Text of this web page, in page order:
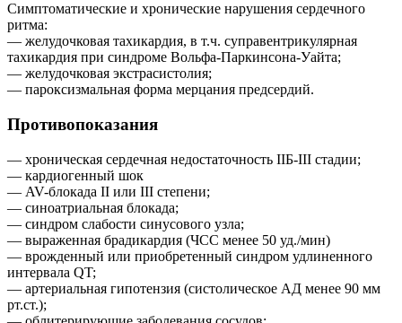
Симптоматические и хронические нарушения сердечного
ритма:
— желудочковая тахикардия, в т.ч. суправентрикулярная
тахикардия при синдроме Вольфа-Паркинсона-Уайта;
— желудочковая экстрасистолия;
— пароксизмальная форма мерцания предсердий.
Противопоказания
— хроническая сердечная недостаточность IIБ-III стадии;
— кардиогенный шок
— AV-блокада II или III степени;
— синоатриальная блокада;
— синдром слабости синусового узла;
— выраженная брадикардия (ЧСС менее 50 уд./мин)
— врожденный или приобретенный синдром удлиненного
интервала QT;
— артериальная гипотензия (систолическое АД менее 90 мм
рт.ст.);